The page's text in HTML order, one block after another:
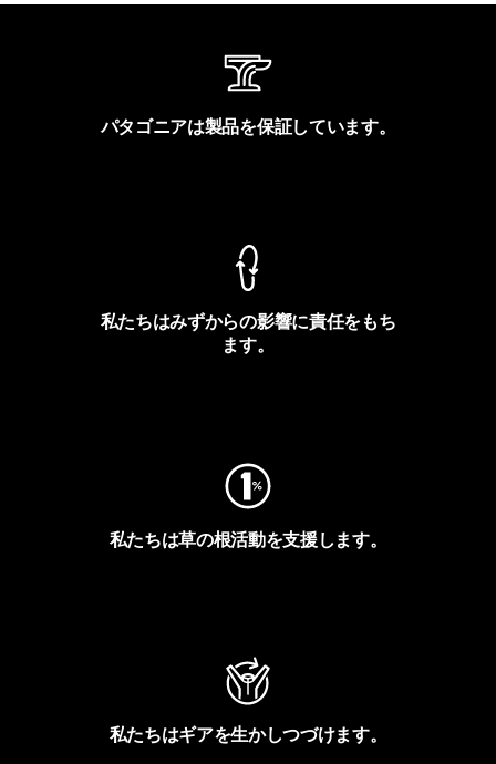
パタゴニアは製品を保証しています。
私たちはみずからの影響に責任をもち
ます。
私たちは草の根活動を支援します。
私たちはギアを生かしつづけます。